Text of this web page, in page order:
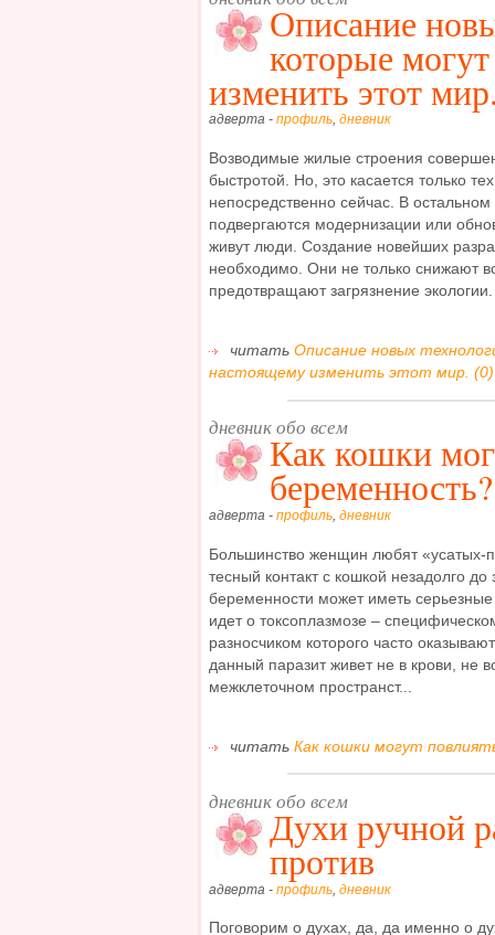
Описание
которые
изменить этот
адверта - профиль, дневник
Возводимые жилые строения
быстротой. Но, это касается только
непосредственно сейчас. В
подвергаются модернизации или
живут люди. Создание новейших
необходимо. Они не только снижают
предотвращают загрязнение
читать Описание новых
настоящему изменить этот мир. (0)
дневник обо всем
Как кошки
беременность?
адверта - профиль, дневник
Большинство женщин любят «усатых-
тесный контакт с кошкой незадолго
беременности может иметь
идет о токсоплазмозе –
разносчиком которого часто
данный паразит живет не в крови, не
межклеточном пространст...
читать Как кошки могут
дневник обо всем
Духи ручной
против
адверта - профиль, дневник
Поговорим о духах, да, да именно о